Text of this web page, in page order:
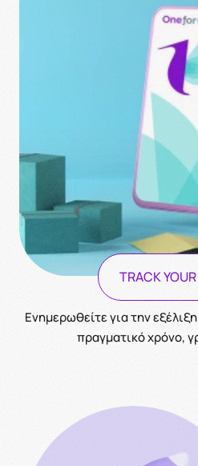
TRACK
Ενημερωθείτε για την
πραγματικό χρόνο,